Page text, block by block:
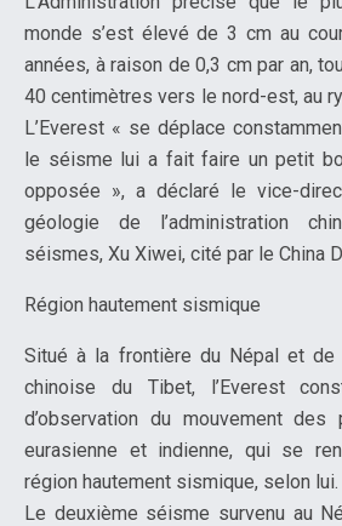
monde s’est élevé de 3 cm au
années, à raison de 0,3 cm par an,
40 centimètres vers le nord-est, au
L’Everest « se déplace
le séisme lui a fait faire un petit
opposée », a déclaré le vice-
géologie de l’administration
séismes, Xu Xiwei, cité par le China
Région hautement sismique
Situé à la frontière du Népal et de
chinoise du Tibet, l’Everest
d’observation du mouvement des
eurasienne et indienne, qui se
région hautement sismique, selon lui.
Le deuxième séisme survenu au